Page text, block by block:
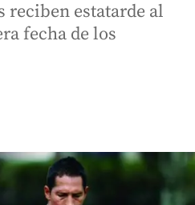
reciben estatarde al
fecha de los